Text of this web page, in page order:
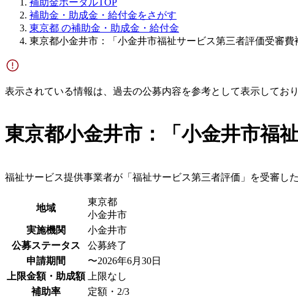
補助金ポータルTOP
補助金・助成金・給付金をさがす
東京都 の補助金・助成金・給付金
東京都小金井市：「小金井市福祉サービス第三者評価受審費
表示されている情報は、過去の公募内容を参考として表示しており
東京都小金井市：「小金井市福
福祉サービス提供事業者が「福祉サービス第三者評価」を受審し
地域
東京都
小金井市
実施機関
小金井市
公募ステータス
公募終了
申請期間
〜2026年6月30日
上限金額・助成額
上限なし
補助率
定額・2/3